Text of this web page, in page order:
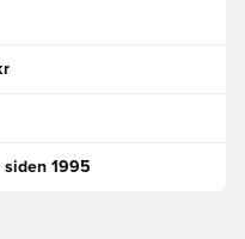
1995